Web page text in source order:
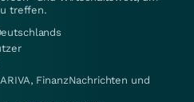
treffen.
FinanzNachrichten und